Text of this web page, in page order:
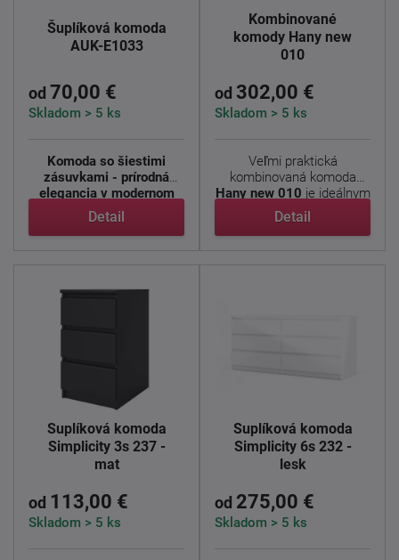
Šuplíková komoda
AUK-E1033
od 70,00 €
Skladom > 5 ks
Komoda so šiestimi
zásuvkami - prírodná
elegancia v modernom
poňatí
...
Detail
Kombinované
komody Hany new
010
od 302,00 €
Skladom > 5 ks
Veľmi praktická
kombinovaná komoda
Hany new 010 je ideálnym
doplnkom ...
Detail
Šuplíková komoda
Simplicity 3s 237 -
mat
od 113,00 €
Skladom > 5 ks
Šuplíková komoda
Simplicity 6s 232 -
lesk
od 275,00 €
Skladom > 5 ks